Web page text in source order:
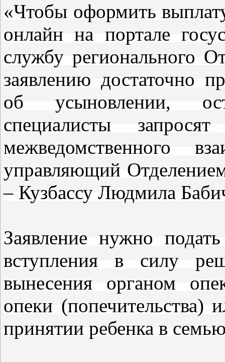
«Чтобы оформить
онлайн на портале
службу
заявлению достаточно
об усыновлении,
специалисты
межведомственного
управляющий
– Кузбассу Людмила
Заявление нужно
вступления в силу
вынесения органом
опеки (попечительства)
принятии ребенка в